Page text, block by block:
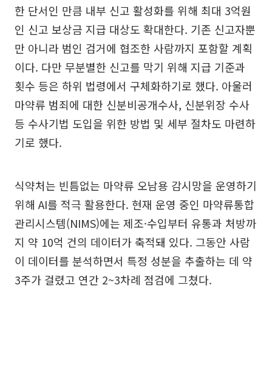
한 단서인 만큼 내부 신고 활성화를 위해 최대 3억원
인 신고 보상금 지급 대상도 확대한다. 기존 신고자뿐
만 아니라 범인 검거에 협조한 사람까지 포함할 계획
이다. 다만 무분별한 신고를 막기 위해 지급 기준과
횟수 등은 하위 법령에서 구체화하기로 했다. 아울러
마약류 범죄에 대한 신분비공개수사, 신분위장 수사
등 수사기법 도입을 위한 방법 및 세부 절차도 마련하
기로 했다.
식약처는 빈틈없는 마약류 오남용 감시망을 운영하기
위해 AI를 적극 활용한다. 현재 운영 중인 마약류통합
관리시스템(NIMS)에는 제조·수입부터 유통과 처방까
지 약 10억 건의 데이터가 축적돼 있다. 그동안 사람
이 데이터를 분석하면서 특정 성분을 추출하는 데 약
3주가 걸렸고 연간 2~3차례 점검에 그쳤다.